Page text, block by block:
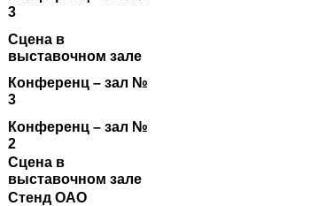
3
Сцена в
выставочном зале
Конференц – зал №
3
Конференц – зал №
2
Сцена в
выставочном зале
Стенд ОАО